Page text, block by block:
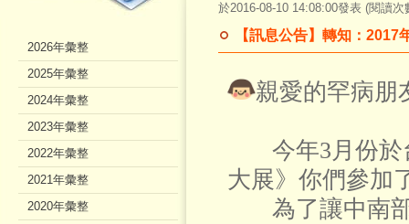
於2016-08-10 14:08:00發表 (閱讀次
【訊息公告】轉知：
親愛的罕病朋
今年3月份
大展》你們參加
為了讓中南
2026年彙整
2025年彙整
2024年彙整
2023年彙整
2022年彙整
2021年彙整
2020年彙整